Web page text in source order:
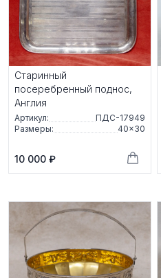
Старинный
посеребренный поднос,
Англия
Артикул:
ПДС-17949
Размеры:
40×30
10 000 ₽